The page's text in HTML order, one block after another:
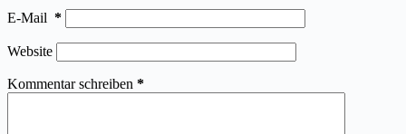
E-Mail *
Website
Kommentar schreiben *